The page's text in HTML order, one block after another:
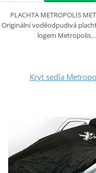
PLACHTA METROPOLIS
Originální voděodpudivá
logem Metropolis…
Kryt sedla